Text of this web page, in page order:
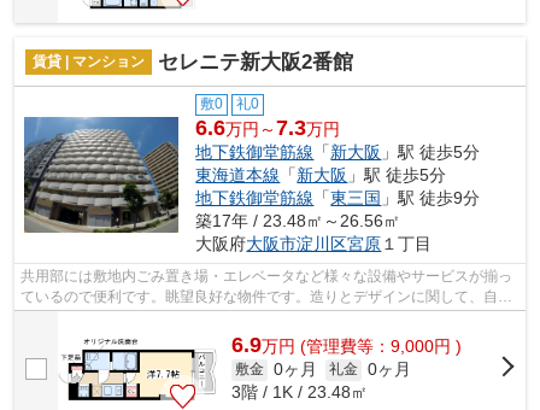
賃貸 | マンション セレニテ新大阪2番館
敷0 礼0
6.6万円～7.3万円
地下鉄御堂筋線 「新大阪 」駅 徒歩5分
東海道本線 「新大阪 」駅 徒歩5分
地下鉄御堂筋線 「東三国 」駅 徒歩9分
築17年 / 23.48㎡～26.56㎡
大阪府大阪市淀川区宮原 １丁目
共用部には敷地内ごみ置き場・エレベータなど様々な設備やサービスが揃っ
ているので便利です。眺望良好な物件です。造りとデザインに関して、自信
をもって情報を提供できるマンション...
6.9万円 (管理費等：9,000円 )
敷金 0ヶ月 礼金 0ヶ月
3階 / 1K / 23.48㎡